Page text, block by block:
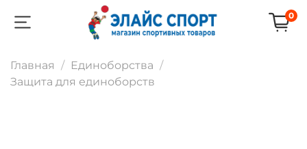
0
Главная
Единоборства
Защита для единоборств